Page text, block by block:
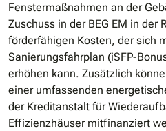
Fenstermaßnahmen an der
Zuschuss in der BEG EM in der
förderfähigen Kosten, der sich
Sanierungsfahrplan (iSFP-
erhöhen kann. Zusätzlich
einer umfassenden
der Kreditanstalt für
Effizienzhäuser mitfinanziert